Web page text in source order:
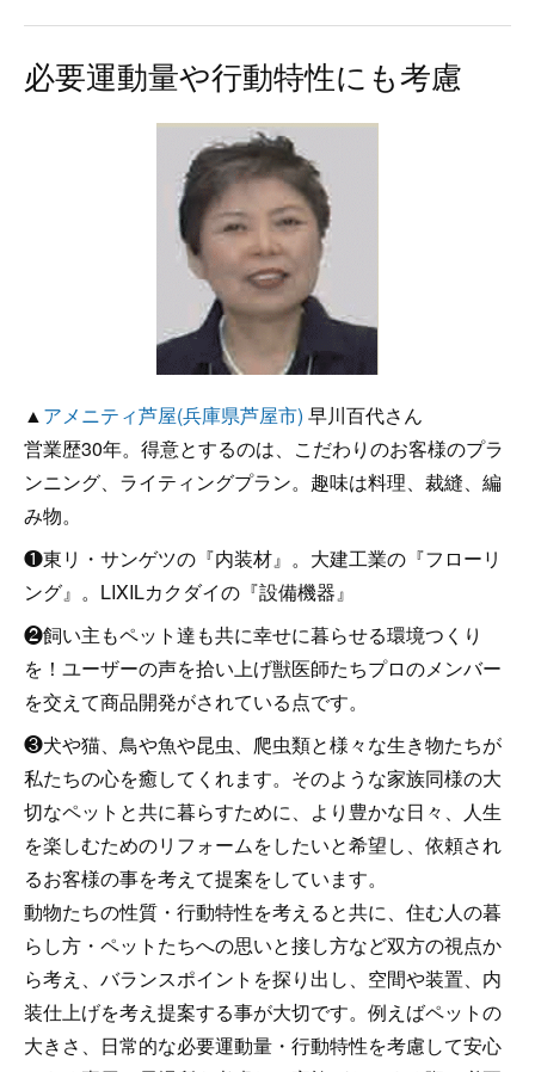
必要運動量や行動特性にも考慮
▲アメニティ芦屋(兵庫県芦屋市) 早川百代さん
営業歴30年。得意とするのは、こだわりのお客様のプラ
ンニング、ライティングプラン。趣味は料理、裁縫、編
み物。
❶東リ・サンゲツの『内装材』。大建工業の『フローリ
ング』。LIXILカクダイの『設備機器』
❷飼い主もペット達も共に幸せに暮らせる環境つくり
を！ユーザーの声を拾い上げ獣医師たちプロのメンバー
を交えて商品開発がされている点です。
❸犬や猫、鳥や魚や昆虫、爬虫類と様々な生き物たちが
私たちの心を癒してくれます。そのような家族同様の大
切なペットと共に暮らすために、より豊かな日々、人生
を楽しむためのリフォームをしたいと希望し、依頼され
るお客様の事を考えて提案をしています。
動物たちの性質・行動特性を考えると共に、住む人の暮
らし方・ペットたちへの思いと接し方など双方の視点か
ら考え、バランスポイントを探り出し、空間や装置、内
装仕上げを考え提案する事が大切です。例えばペットの
大きさ、日常的な必要運動量・行動特性を考慮して安心